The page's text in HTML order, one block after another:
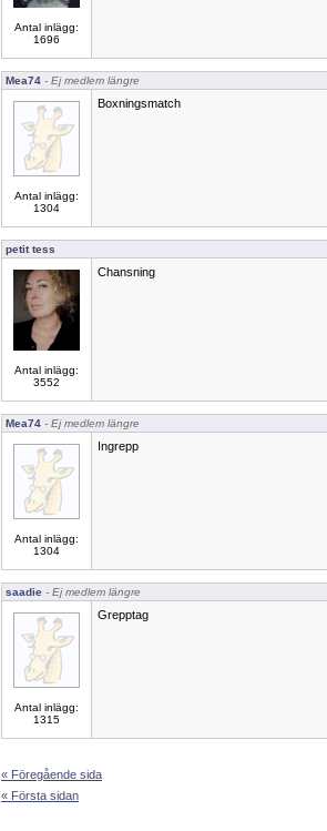
Antal inlägg:
1696
Mea74 - Ej medlem längre
Antal inlägg:
1304
Boxningsmatch
petit tess
Antal inlägg:
3552
Chansning
Mea74 - Ej medlem längre
Antal inlägg:
1304
Ingrepp
saadie - Ej medlem längre
Antal inlägg:
1315
Grepptag
« Föregående sida
« Första sidan